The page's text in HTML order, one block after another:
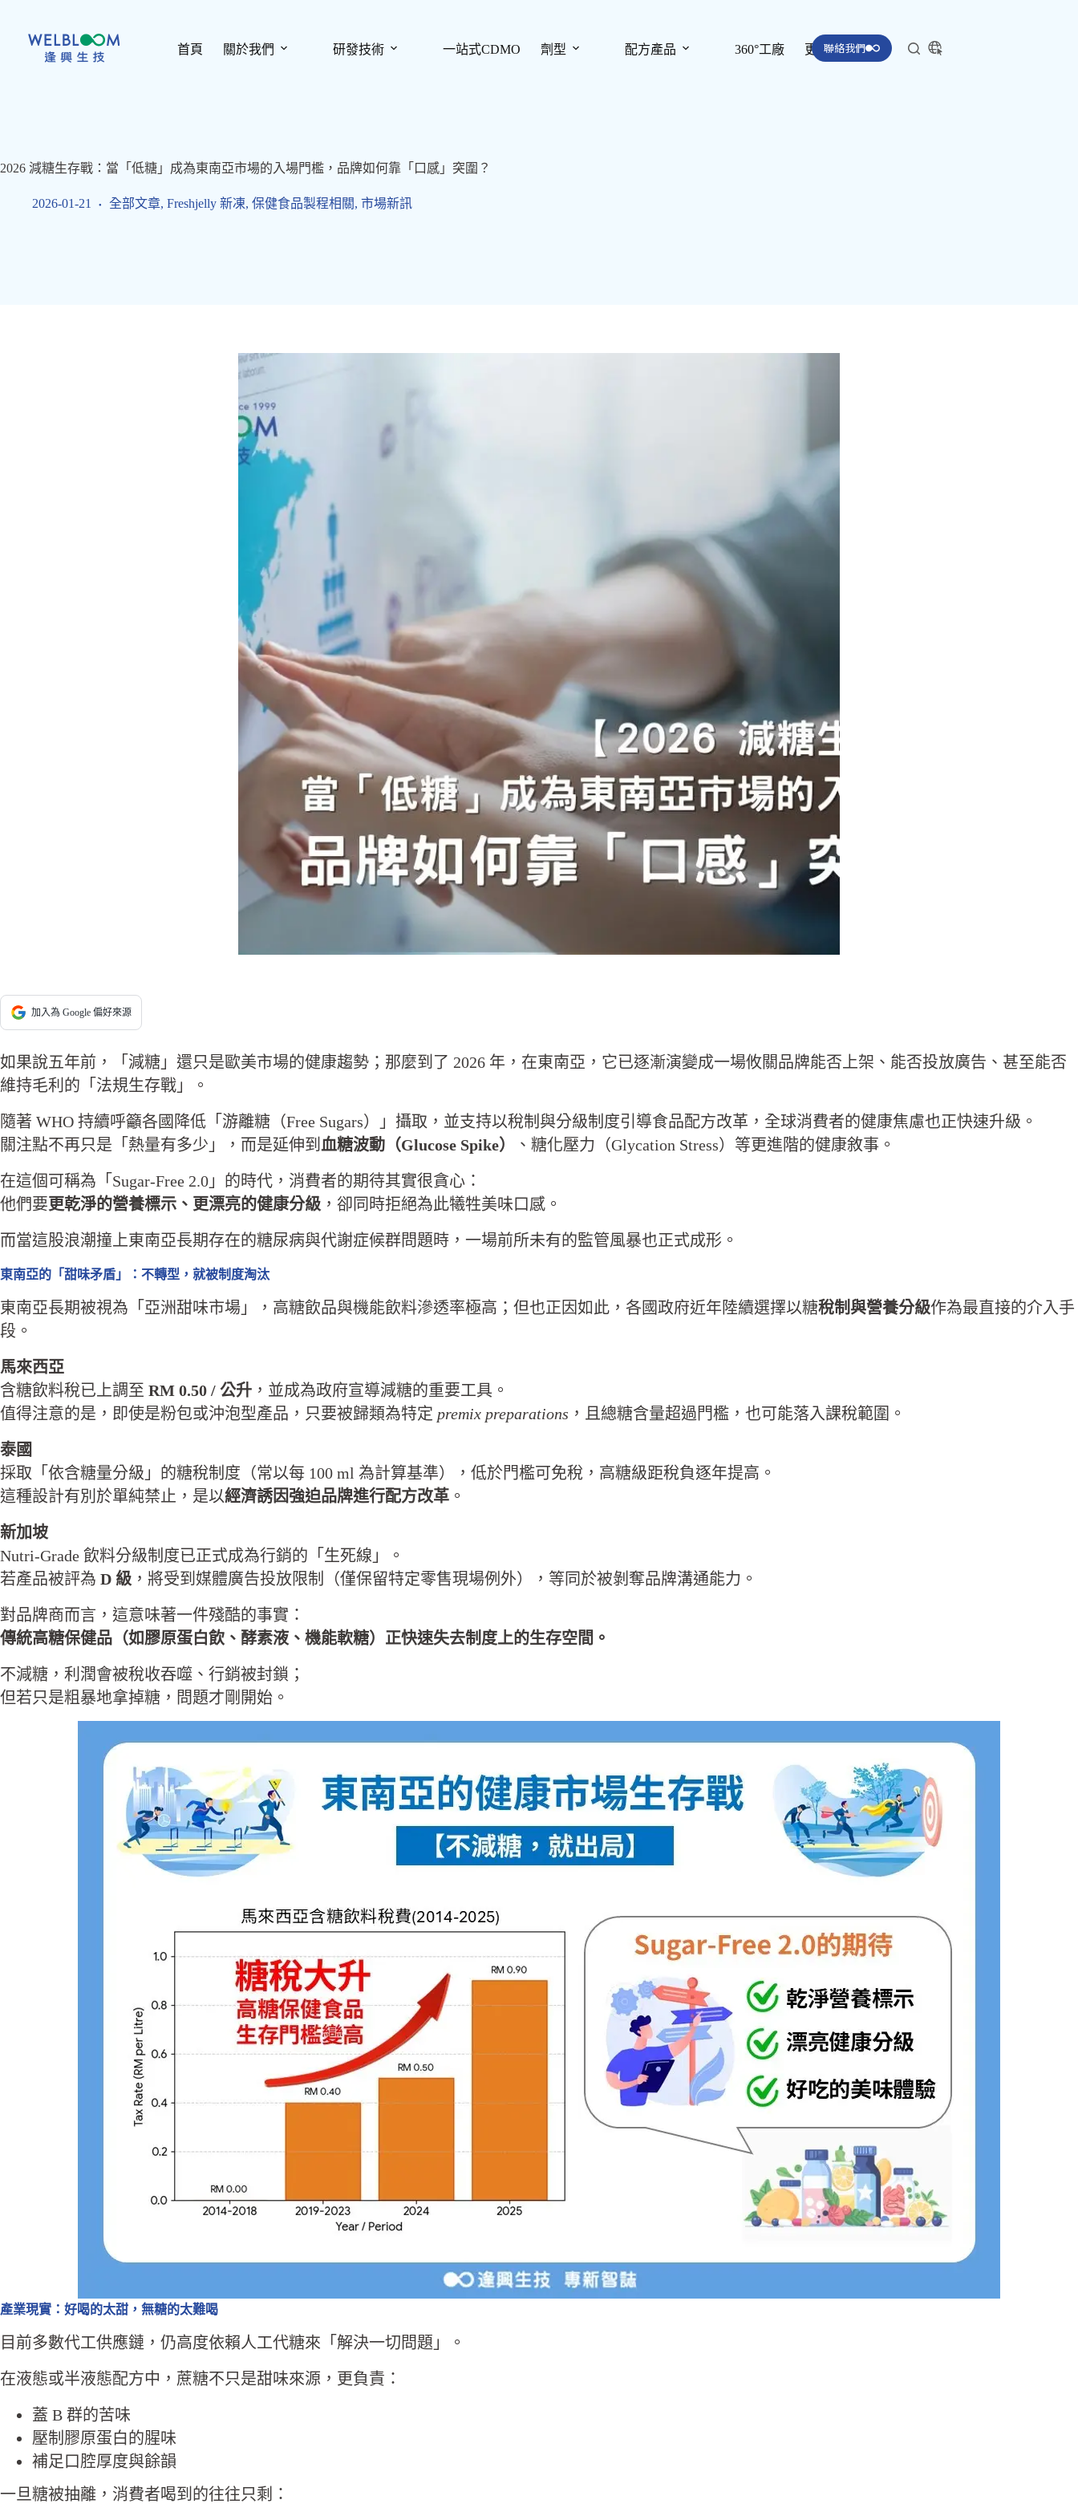
首頁 關於我們 研發技術 一站式CDMO 劑型 配方產品 360°工廠 更多聯絡我們
2026 減糖生存戰：當「低糖」成為東南亞市場的入場門檻，品牌如何靠「口感」突圍？
2026-01-21 全部文章, Freshjelly 新凍, 保健食品製程相關, 市場新訊
加入為 Google 偏好來源
如果說五年前，「減糖」還只是歐美市場的健康趨勢；那麼到了 2026 年，在東南亞，它已逐漸演變成一場攸關品牌能否上架、能否投放廣告、甚至能否
維持毛利的「法規生存戰」。
隨著 WHO 持續呼籲各國降低「游離糖（Free Sugars）」攝取，並支持以稅制與分級制度引導食品配方改革，全球消費者的健康焦慮也正快速升級。
關注點不再只是「熱量有多少」，而是延伸到 血糖波動（Glucose Spike） 、糖化壓力（Glycation Stress）等更進階的健康敘事。
在這個可稱為「Sugar-Free 2.0」的時代，消費者的期待其實很貪心：
他們要更乾淨的營養標示、更漂亮的健康分級 ，卻同時拒絕為此犧牲美味口感。
而當這股浪潮撞上東南亞長期存在的糖尿病與代謝症候群問題時，一場前所未有的監管風暴也正式成形。
東南亞的「甜味矛盾」：不轉型，就被制度淘汰
東南亞長期被視為「亞洲甜味市場」，高糖飲品與機能飲料滲透率極高；但也正因如此，各國政府近年陸續選擇以糖稅制與營養分級作為最直接的介入手
段。
馬來西亞
含糖飲料稅已上調至 RM 0.50 / 公升 ，並成為政府宣導減糖的重要工具。
值得注意的是，即使是粉包或沖泡型產品，只要被歸類為特定 premix preparations ，且總糖含量超過門檻，也可能落入課稅範圍。
泰國
採取「依含糖量分級」的糖稅制度（常以每 100 ml 為計算基準），低於門檻可免稅，高糖級距稅負逐年提高。
這種設計有別於單純禁止，是以經濟誘因強迫品牌進行配方改革 。
新加坡
Nutri-Grade 飲料分級制度已正式成為行銷的「生死線」。
若產品被評為 D 級 ，將受到媒體廣告投放限制（僅保留特定零售現場例外），等同於被剝奪品牌溝通能力。
對品牌商而言，這意味著一件殘酷的事實：
傳統高糖保健品（如膠原蛋白飲、酵素液、機能軟糖）正快速失去制度上的生存空間。
不減糖，利潤會被稅收吞噬、行銷被封鎖；
但若只是粗暴地拿掉糖，問題才剛開始。
產業現實：好喝的太甜，無糖的太難喝
目前多數代工供應鏈，仍高度依賴人工代糖來「解決一切問題」。
在液態或半液態配方中，蔗糖不只是甜味來源，更負責：
蓋 B 群的苦味
壓制膠原蛋白的腥味
補足口腔厚度與餘韻
一旦糖被抽離，消費者喝到的往往只剩：